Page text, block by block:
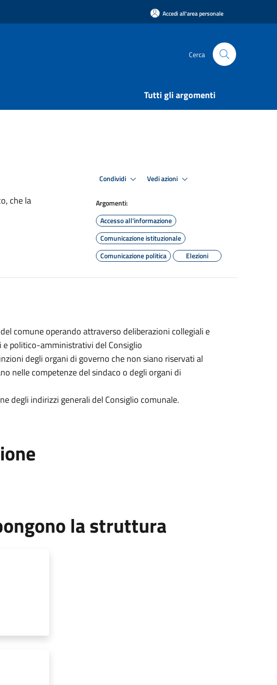
Accedi all'area personale
Cerca
Tutti gli argomenti
che la
Condividi Vedi azioni
Argomenti:
Accesso all'informazione
Comunicazione istituzionale
Comunicazione politica
Elezioni
comune operando attraverso deliberazioni collegiali e
politico-amministrativi del Consiglio
degli organi di governo che non siano riservati al
nelle competenze del sindaco o degli organi di
degli indirizzi generali del Consiglio comunale.
la struttura